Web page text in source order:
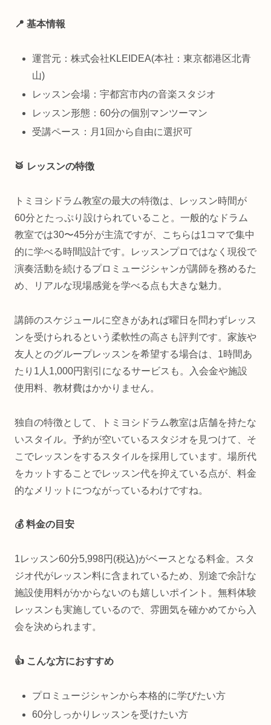
📍 基本情報
運営元：株式会社KLEIDEA(本社：東京都港区北青
山)
レッスン会場：宇都宮市内の音楽スタジオ
レッスン形態：60分の個別マンツーマン
受講ペース：月1回から自由に選択可
🥁 レッスンの特徴
トミヨシドラム教室の最大の特徴は、レッスン時間が
60分とたっぷり設けられていること。一般的なドラム
教室では30〜45分が主流ですが、こちらは1コマで集中
的に学べる時間設計です。レッスンプロではなく現役で
演奏活動を続けるプロミュージシャンが講師を務めるた
め、リアルな現場感覚を学べる点も大きな魅力。
講師のスケジュールに空きがあれば曜日を問わずレッス
ンを受けられるという柔軟性の高さも評判です。家族や
友人とのグループレッスンを希望する場合は、1時間あ
たり1人1,000円割引になるサービスも。入会金や施設
使用料、教材費はかかりません。
独自の特徴として、トミヨシドラム教室は店舗を持たな
いスタイル。予約が空いているスタジオを見つけて、そ
こでレッスンをするスタイルを採用しています。場所代
をカットすることでレッスン代を抑えている点が、料金
的なメリットにつながっているわけですね。
💰 料金の目安
1レッスン60分5,998円(税込)がベースとなる料金。スタ
ジオ代がレッスン料に含まれているため、別途で余計な
施設使用料がかからないのも嬉しいポイント。無料体験
レッスンも実施しているので、雰囲気を確かめてから入
会を決められます。
👍 こんな方におすすめ
プロミュージシャンから本格的に学びたい方
60分しっかりレッスンを受けたい方